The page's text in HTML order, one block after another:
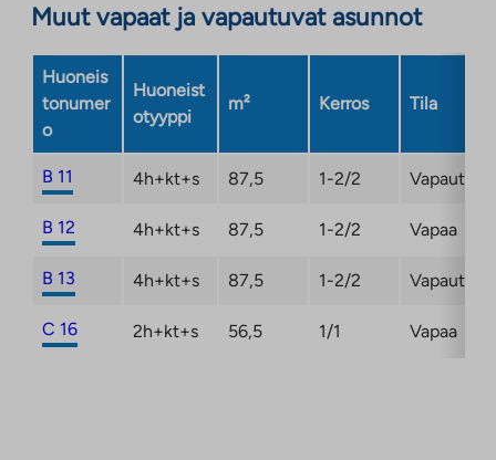
Muut vapaat ja vapautuvat asunnot
Huoneis
tonumer
o
Huoneist
otyyppi
m² Kerros Tila
B 11 4h+kt+s 87,5 1-2/2
B 12 4h+kt+s 87,5 1-2/2 Vapaa
B 13 4h+kt+s 87,5 1-2/2
C 16 2h+kt+s 56,5 1/1 Vapaa